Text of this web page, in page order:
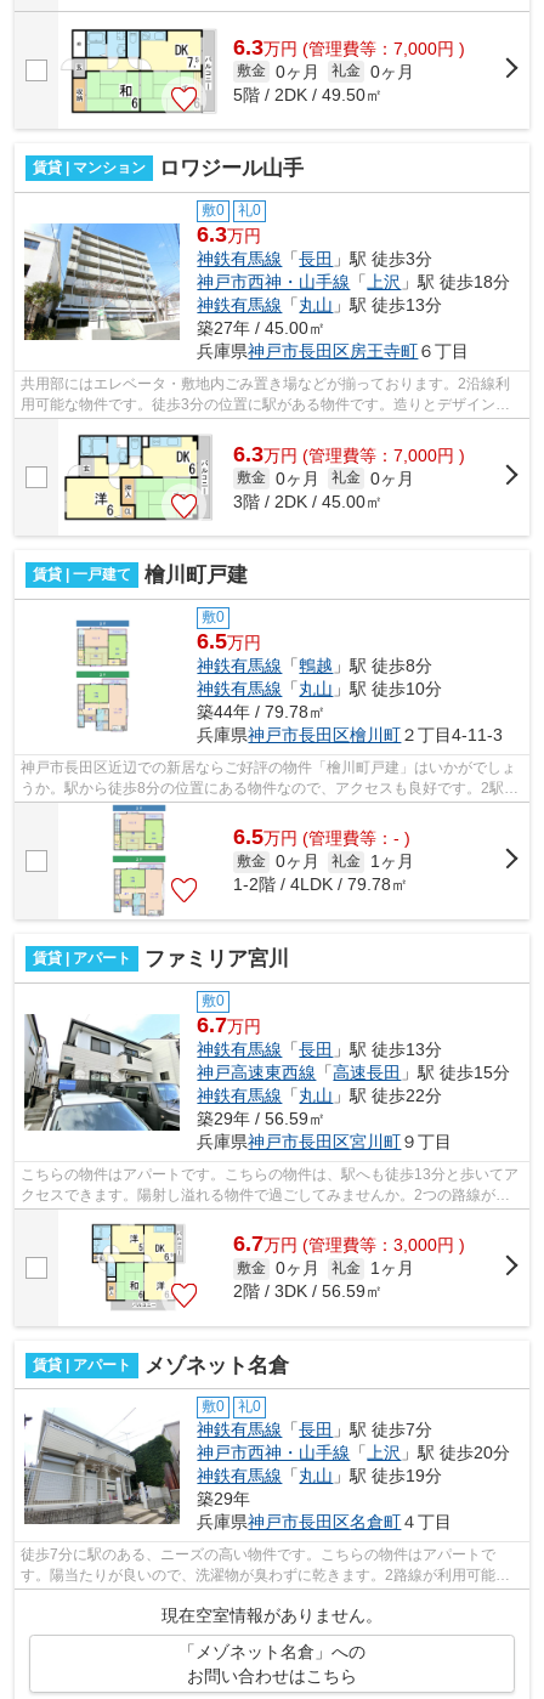
6.3万円 (管理費等：7,000円 )
敷金 0ヶ月 礼金 0ヶ月
5階 / 2DK / 49.50㎡
賃貸 | マンション ロワジール山手
敷0 礼0
6.3万円
神鉄有馬線 「長田 」駅 徒歩3分
神戸市西神・山手線 「 上沢 」駅 徒歩18分
神鉄有馬線 「丸山 」駅 徒歩13分
築27年 / 45.00㎡
兵庫県神戸市長田区房王寺町６丁目
共用部にはエレベータ・敷地内ごみ置き場などが揃っております。2沿線利
用可能な物件です。徒歩3分の位置に駅がある物件です。造りとデザインに
6.3万円 (管理費等：7,000円 )
敷金 0ヶ月 礼金 0ヶ月
3階 / 2DK / 45.00㎡
賃貸 | 一戸建て 檜川町戸建
敷0
6.5万円
神鉄有馬線 「鵯越 」駅 徒歩8分
神鉄有馬線 「丸山 」駅 徒歩10分
築44年 / 79.78㎡
兵庫県神戸市長田区檜川町２丁目4-11-3
神戸市長田区近辺での新居ならご好評の物件「檜川町戸建」はいかがでしょ
うか。駅から徒歩8分の位置にある物件なので、アクセスも良好です。2駅利
用可能なアクセスの良い一戸建てです...
6.5万円 (管理費等：- )
敷金 0ヶ月 礼金
1ヶ月
1-2階 / 4LDK / 79.78㎡
賃貸 | アパート ファミリア宮川
敷0
6.7万円
神鉄有馬線 「長田 」駅 徒歩13分
神戸高速東西線 「高速長田 」駅 徒歩15分
神鉄有馬線 「丸山 」駅 徒歩22分
築29年 / 56.59㎡
兵庫県神戸市長田区宮川町９丁目
こちらの物件はアパートです。こちらの物件は、駅へも徒歩13分と歩いてア
クセスできます。陽射し溢れる物件で過ごしてみませんか。2つの路線が利
用可能で、片方の路線にトラブルがあっ...
6.7万円 (管理費等：3,000円 )
敷金 0ヶ月 礼金
1ヶ月
2階 / 3DK / 56.59㎡
賃貸 | アパート メゾネット名倉
敷0 礼0
神鉄有馬線 「長田 」駅 徒歩7分
神戸市西神・山手線 「上沢 」駅 徒歩20分
神鉄有馬線 「丸山 」駅 徒歩19分
築29年
兵庫県神戸市長田区名倉町４丁目
徒歩7分に駅のある、ニーズの高い物件です。こちらの物件はアパートで
す。陽当たりが良いので、洗濯物が臭わずに乾きます。2路線が利用可能な
現在空室情報がありません。
「メゾネット名倉」への
お問い合わせはこちら